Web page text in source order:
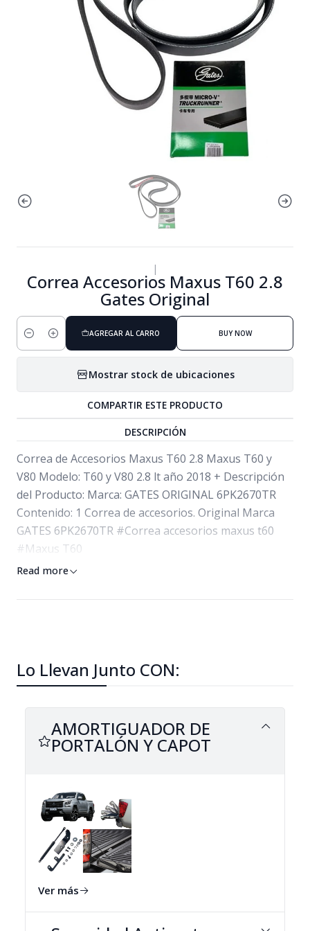
|
Correa Accesorios Maxus T60 2.8
Gates Original
Cantidad
AGREGAR AL CARRO BUY NOW
Mostrar stock de ubicaciones
COMPARTIR ESTE PRODUCTO
DESCRIPCIÓN
Correa de Accesorios Maxus T60 2.8 Maxus T60 y
V80 Modelo: T60 y V80 2.8 lt año 2018 + Descripción
del Producto: Marca: GATES ORIGINAL 6PK2670TR
Contenido: 1 Correa de accesorios. Original Marca
GATES 6PK2670TR #Correa accesorios maxus t60
#Maxus T60
Read more
Lo Llevan Junto CON:
AMORTIGUADOR DE
PORTALÓN Y CAPOT
Ver más